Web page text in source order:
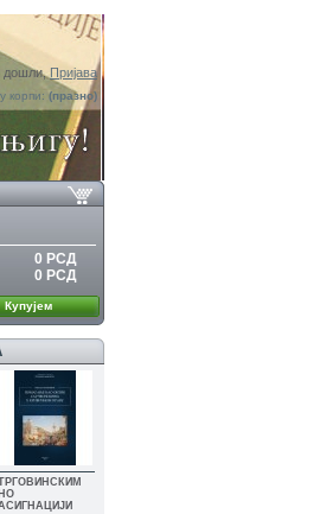
дошли, Пријава
корпи: (празно)
0 РСД
0 РСД
Купујем